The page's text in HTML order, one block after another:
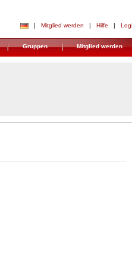
| Mitglied werden | Hilfe |
Gruppen Mitglied werden